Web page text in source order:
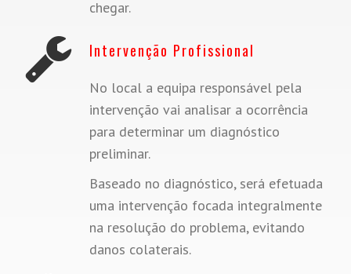
chegar.
Intervenção Profissional
No local a equipa responsável pela
intervenção vai analisar a ocorrência
para determinar um diagnóstico
preliminar.
Baseado no diagnóstico, será efetuada
uma intervenção focada integralmente
na resolução do problema, evitando
danos colaterais.